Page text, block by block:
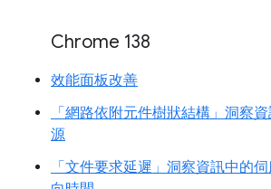
Chrome 138
效能面板改善
「網路依附元件樹狀結構」洞察
源
「文件要求延遲」洞察資訊中的